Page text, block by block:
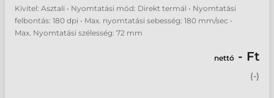
Kivitel: Asztali • Nyomtatási mód: Direkt termál • Nyomtatási
felbontás: 180 dpi • Max. nyomtatási sebesség: 180 mm/sec •
Max. Nyomtatási szélesség: 72 mm
nettó - Ft
(-)